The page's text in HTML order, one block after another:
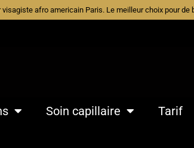
afro americain Paris. Le meilleur choix pour
Soin capillaire Tarif